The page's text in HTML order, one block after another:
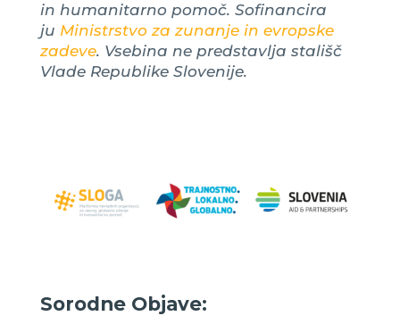
in humanitarno pomoč. Sofinancira
ju Ministrstvo za zunanje in evropske
zadeve. Vsebina ne predstavlja stališč
Vlade Republike Slovenije.
Sorodne Objave: